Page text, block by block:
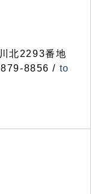
北2293番地
8856 / to